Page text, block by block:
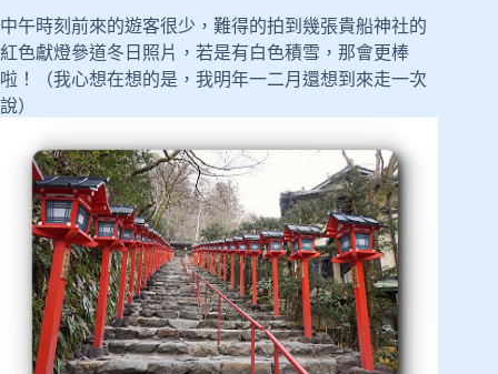
中午時刻前來的遊客很少，難得的拍到幾張貴船神社的
紅色獻燈參道冬日照片，若是有白色積雪，那會更棒
啦！（我心想在想的是，我明年一二月還想到來走一次
說）